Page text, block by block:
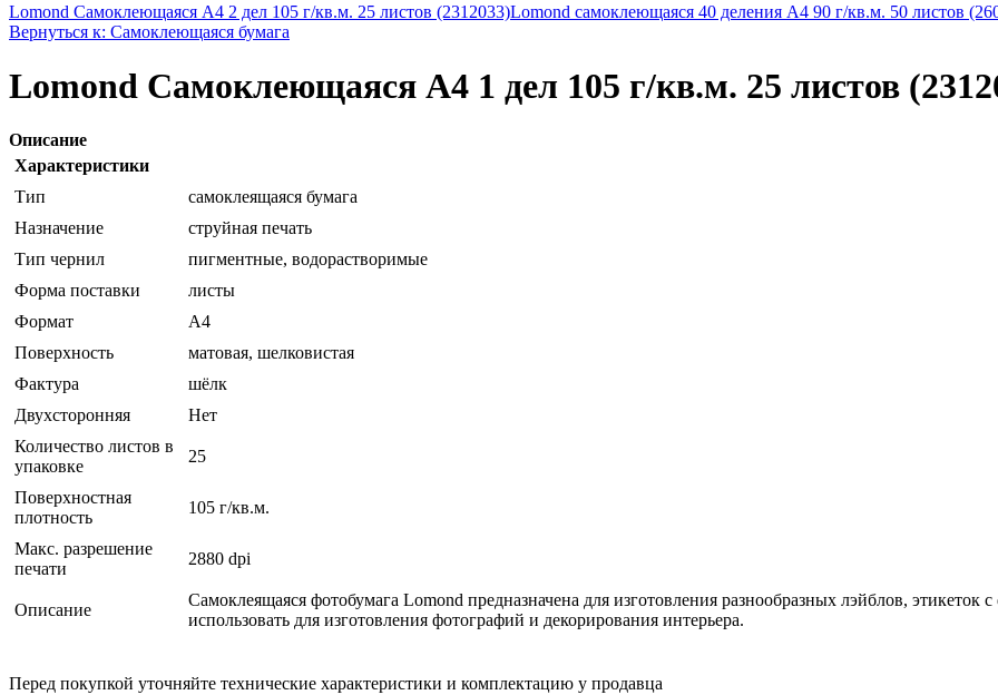
Lomond Самоклеющаяся А4 2 дел 105 г/кв.м. 25 листов (2312033)Lomond самоклеющаяся 40 деления А4 90 г/кв.м. 50 листов
Вернуться к: Самоклеющаяся бумага
Lomond Самоклеющаяся А4 1 дел 105 г/кв.м. 25 листов
Описание
Характеристики
Тип
самоклеящаяся бумага
Назначение
струйная печать
Тип чернил
пигментные, водорастворимые
Форма поставки
листы
Формат
A4
Поверхность
матовая, шелковистая
Фактура
шёлк
Двухсторонняя
Нет
Количество листов в
упаковке
25
Поверхностная
плотность
105 г/кв.м.
Макс. разрешение
печати
2880 dpi
Описание
Cамоклеящаяся фотобумага Lomond предназначена для изготовления разнообразных лэйблов,
использовать для изготовления фотографий и декорирования интерьера.
Перед покупкой уточняйте технические характеристики и комплектацию у продавца